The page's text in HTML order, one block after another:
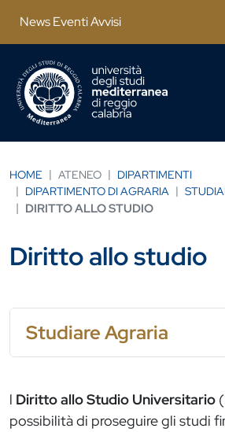
News Eventi Avvisi
HOME ATENEO
DIPARTIMENTI
DIPARTIMENTO DI AGRARIA
DIRITTO ALLO STUDIO
Diritto allo studio
Studiare Agraria
l Diritto allo Studio Universitario
possibilità di proseguire gli studi